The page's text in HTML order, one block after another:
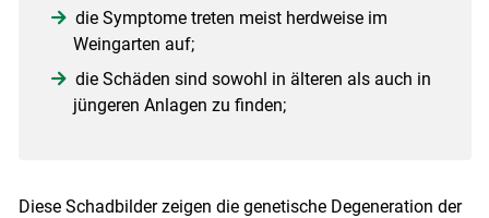
die Symptome treten meist herdweise im
Weingarten auf;
die Schäden sind sowohl in älteren als auch in
jüngeren Anlagen zu finden;
Diese Schadbilder zeigen die genetische Degeneration der